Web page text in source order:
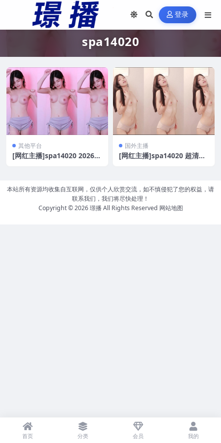
登录
spa14020
其他平台
[网红主播]spa14020 2026新
国外主播
[网红主播]spa14020 超清纯
本站所有资源均收集自互联网，仅供个人欣赏交流，如不慎侵犯了您的权益，请
联系我们，我们将尽快处理！
Copyright © 2026璟播All Rights Reserved 网站地图
首页 分类 会员 我的